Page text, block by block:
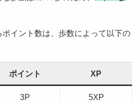
イント数は、歩数によって以下の
ポイント XP
3P 5XP